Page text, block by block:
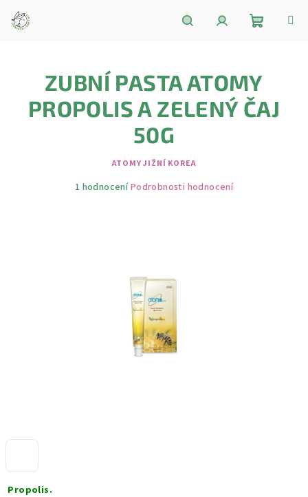
obsah
košík
Propolis.
ZUBNÍ PASTA ATOMY
PROPOLIS A ZELENÝ ČAJ
50G
ATOMY JIŽNÍ KOREA
Průměrné
1 hodnoceníPodrobnosti hodnocení